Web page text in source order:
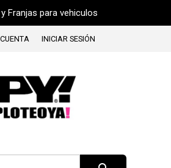
Franjas para vehiculos
INICIAR SESIÓN